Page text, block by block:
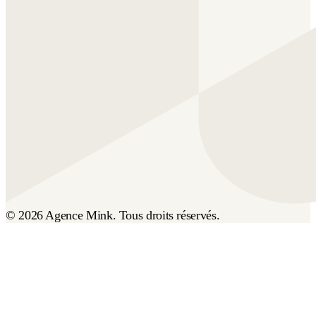
© 2026 Agence Mink. Tous droits réservés.